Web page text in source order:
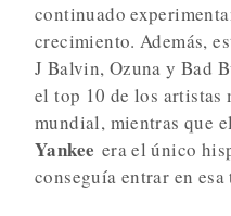
continuado
crecimiento. Además,
J Balvin, Ozuna y Bad
el top 10 de los artistas
mundial, mientras que
Yankee era el único
conseguía entrar en